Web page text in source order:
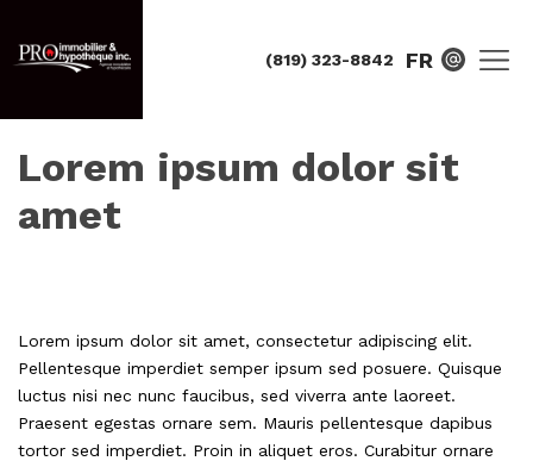
(819) 323-8842 FR
Lorem ipsum dolor sit
amet
Lorem ipsum dolor sit amet, consectetur adipiscing elit.
Pellentesque imperdiet semper ipsum sed posuere. Quisque
luctus nisi nec nunc faucibus, sed viverra ante laoreet.
Praesent egestas ornare sem. Mauris pellentesque dapibus
tortor sed imperdiet. Proin in aliquet eros. Curabitur ornare